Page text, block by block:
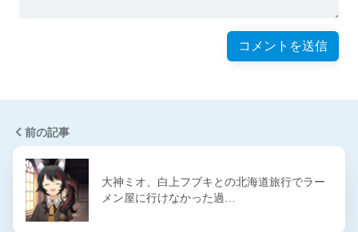
前の記事
大神ミオ、白上フブキとの北海道旅行でラー
メン屋に行けなかった過…